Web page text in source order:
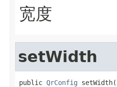
宽度
setWidth
public QrConfig